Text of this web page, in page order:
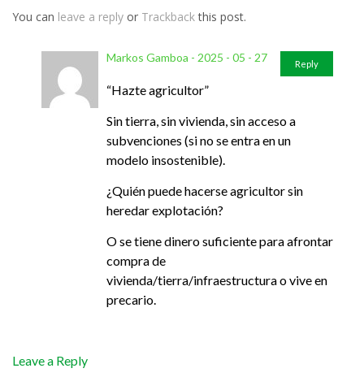
You can leave a reply or Trackbackthis post.
Markos Gamboa - 2025 - 05 - 27 Reply
“Hazte agricultor”
Sin tierra, sin vivienda, sin acceso a
subvenciones (si no se entra en un
modelo insostenible).
¿Quién puede hacerse agricultor sin
heredar explotación?
O se tiene dinero suficiente para afrontar
compra de
vivienda/tierra/infraestructura o vive en
precario.
Leave a Reply